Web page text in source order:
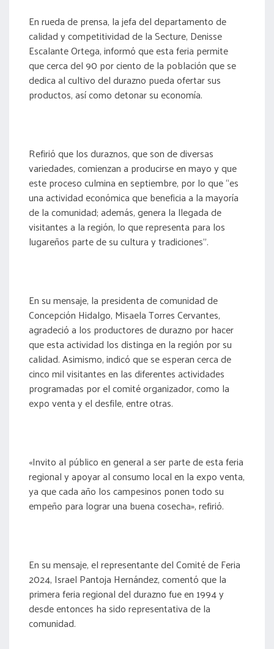
En rueda de prensa, la jefa del departamento de
calidad y competitividad de la Secture, Denisse
Escalante Ortega, informó que esta feria permite
que cerca del 90 por ciento de la población que se
dedica al cultivo del durazno pueda ofertar sus
productos, así como detonar su economía.
Refirió que los duraznos, que son de diversas
variedades, comienzan a producirse en mayo y que
este proceso culmina en septiembre, por lo que “es
una actividad económica que beneficia a la mayoría
de la comunidad; además, genera la llegada de
visitantes a la región, lo que representa para los
lugareños parte de su cultura y tradiciones”.
En su mensaje, la presidenta de comunidad de
Concepción Hidalgo, Misaela Torres Cervantes,
agradeció a los productores de durazno por hacer
que esta actividad los distinga en la región por su
calidad. Asimismo, indicó que se esperan cerca de
cinco mil visitantes en las diferentes actividades
programadas por el comité organizador, como la
expo venta y el desfile, entre otras.
«Invito al público en general a ser parte de esta feria
regional y apoyar al consumo local en la expo venta,
ya que cada año los campesinos ponen todo su
empeño para lograr una buena cosecha», refirió.
En su mensaje, el representante del Comité de Feria
2024, Israel Pantoja Hernández, comentó que la
primera feria regional del durazno fue en 1994 y
desde entonces ha sido representativa de la
comunidad.